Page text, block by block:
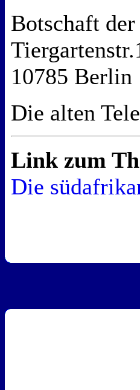
Botschaft
10785 Berlin
Die alten
Link zum
Die